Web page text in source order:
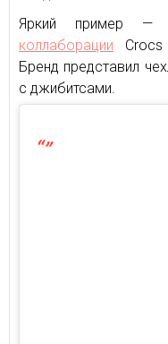
Яркий пример —
коллаборации Crocs
Бренд представил
с джибитсами.